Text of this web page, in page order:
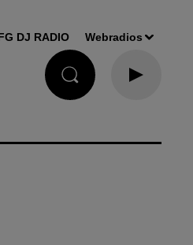
DJ RADIO Webradios